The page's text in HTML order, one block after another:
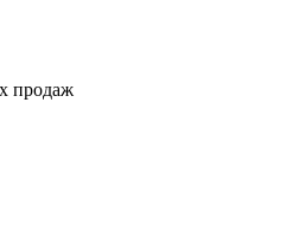
продаж